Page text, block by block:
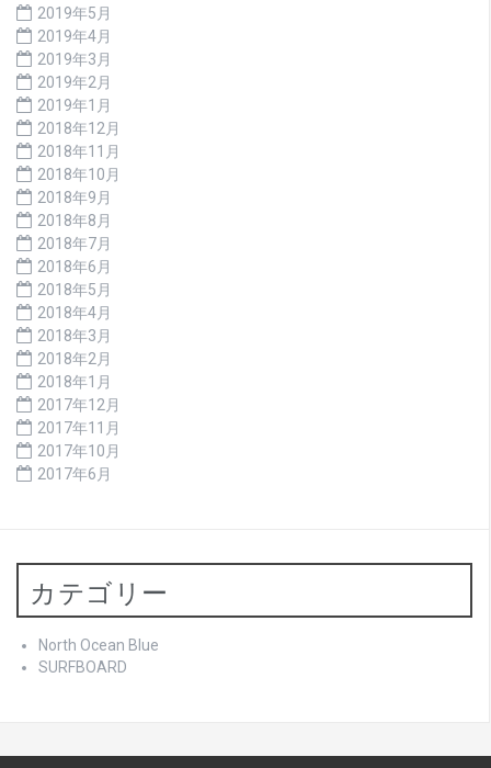
2019年5月
2019年4月
2019年3月
2019年2月
2019年1月
2018年12月
2018年11月
2018年10月
2018年9月
2018年8月
2018年7月
2018年6月
2018年5月
2018年4月
2018年3月
2018年2月
2018年1月
2017年12月
2017年11月
2017年10月
2017年6月
カテゴリー
North Ocean Blue
SURFBOARD